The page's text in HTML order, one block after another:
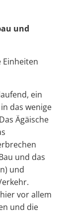
und
ein
das wenige
Ägäische
und das
und
vor allem
und die